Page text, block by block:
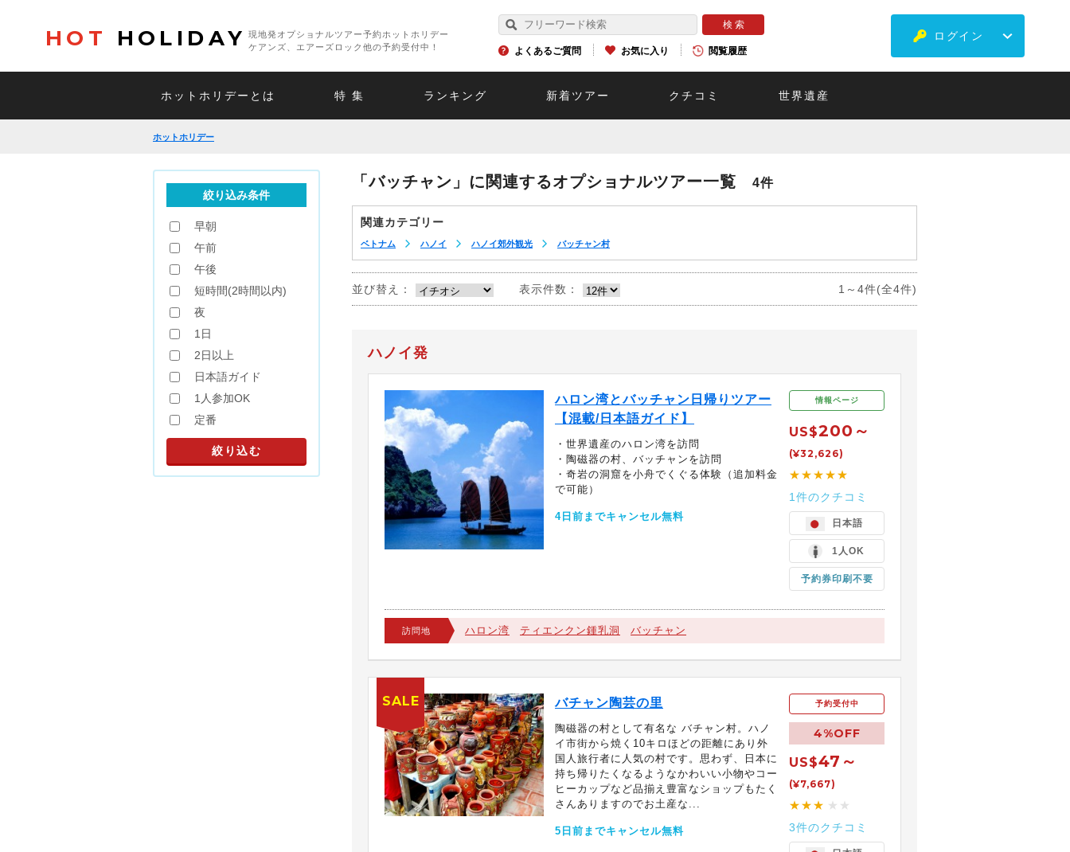
HOT HOLIDAY
現地発オプショナルツアー予約ホットホリデー
ケアンズ、エアーズロック他の予約受付中！
よくあるご質問 お気に入り 閲覧履歴
ログイン
ホットホリデーとは 特 集 ランキング 新着ツアー クチコミ 世界遺産
ホットホリデー
「バッチャン」に関連するオプショナルツアー一覧 4件
関連カテゴリー
ベトナム ハノイ ハノイ郊外観光 バッチャン村
並び替え： 表示件数： 1～4件(全4件)
ハノイ発
ハロン湾とバッチャン日帰りツアー
【混載/日本語ガイド】
・世界遺産のハロン湾を訪問
・陶磁器の村、バッチャンを訪問
・奇岩の洞窟を小舟でくぐる体験（追加料金
で可能）
4日前までキャンセル無料
情報ページ
US$200～
(¥32,626)
★★★★★
1件のクチコミ
日本語
1人OK
予約券印刷不要
訪問地 ハロン湾 ティエンクン鍾乳洞 バッチャン
バチャン陶芸の里
陶磁器の村として有名な バチャン村。ハノ
イ市街から焼く10キロほどの距離にあり外
国人旅行者に人気の村です。思わず、日本に
持ち帰りたくなるようなかわいい小物やコー
ヒーカップなど品揃え豊富なショップもたく
さんありますのでお土産な...
5日前までキャンセル無料
予約受付中
4%OFF
US$47～
(¥7,667)
★★★ ★★
3件のクチコミ
SALE
絞り込み条件
早朝
午前
午後
短時間(2時間以内)
夜
1日
2日以上
日本語ガイド
1人参加OK
定番